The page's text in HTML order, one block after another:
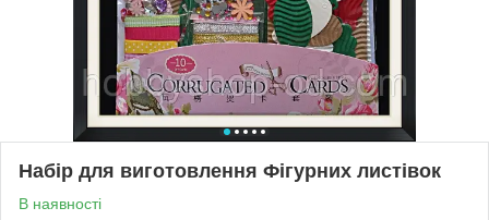
Набір для виготовлення Фігурних листівок
В наявності